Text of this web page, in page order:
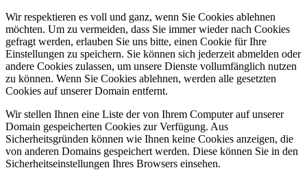
Wir respektieren es voll und ganz, wenn Sie Cookies ablehnen
möchten. Um zu vermeiden, dass Sie immer wieder nach Cookies
gefragt werden, erlauben Sie uns bitte, einen Cookie für Ihre
Einstellungen zu speichern. Sie können sich jederzeit abmelden oder
andere Cookies zulassen, um unsere Dienste vollumfänglich nutzen
zu können. Wenn Sie Cookies ablehnen, werden alle gesetzten
Cookies auf unserer Domain entfernt.
Wir stellen Ihnen eine Liste der von Ihrem Computer auf unserer
Domain gespeicherten Cookies zur Verfügung. Aus
Sicherheitsgründen können wie Ihnen keine Cookies anzeigen, die
von anderen Domains gespeichert werden. Diese können Sie in den
Sicherheitseinstellungen Ihres Browsers einsehen.